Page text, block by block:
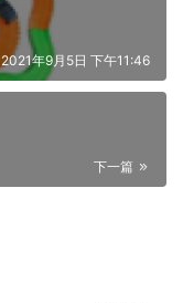
2021年9月5日 下午11:46
下一篇